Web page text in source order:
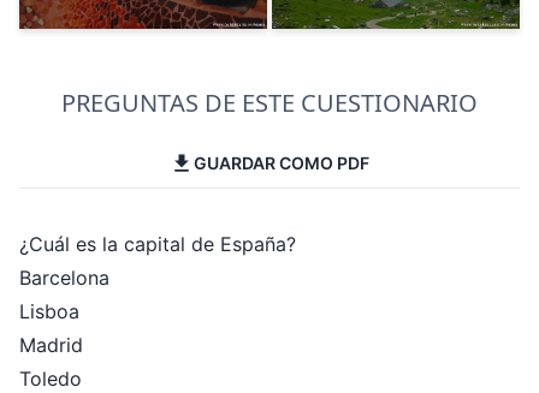
PREGUNTAS DE ESTE CUESTIONARIO
GUARDAR COMO PDF
¿Cuál es la capital de España?
Barcelona
Lisboa
Madrid
Toledo